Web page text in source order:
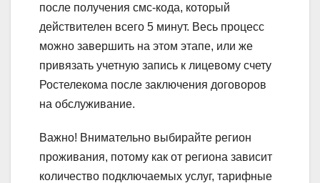
после получения смс-кода, который
действителен всего 5 минут. Весь процесс
можно завершить на этом этапе, или же
привязать учетную запись к лицевому счету
Ростелекома после заключения договоров
на обслуживание.
Важно! Внимательно выбирайте регион
проживания, потому как от региона зависит
количество подключаемых услуг, тарифные